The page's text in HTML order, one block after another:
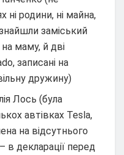
ні родини, ні майна,
заміський
маму, й дві
записані на
дружину)
Лось (була
автівках Tesla,
на відсутнього
в декларації перед